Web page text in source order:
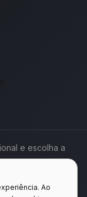
Ao
e escolha a